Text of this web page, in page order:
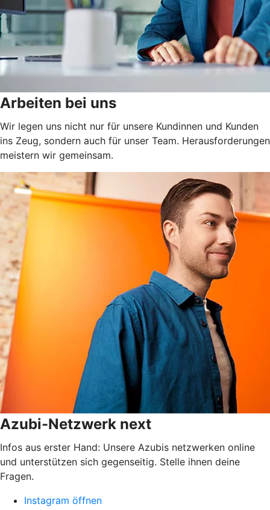
Arbeiten bei uns
Wir legen uns nicht nur für unsere Kundinnen und Kunden
ins Zeug, sondern auch für unser Team. Herausforderungen
meistern wir gemeinsam.
Azubi-Netzwerk next
Infos aus erster Hand: Unsere Azubis netzwerken online
und unterstützen sich gegenseitig. Stelle ihnen deine
Fragen.
Instagram öffnen